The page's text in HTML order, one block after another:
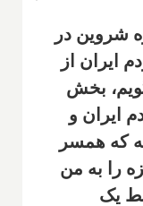
شروین در
ایران از
بخش
ایران و
که همسر
را به من
یک